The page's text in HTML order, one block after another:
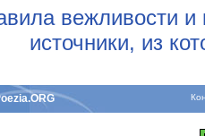
вежливости и
источники, из